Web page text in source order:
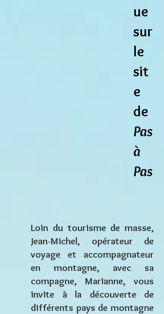
ue
sur
le
sit
e
de
Pas
à
Pas
Loin du tourisme de masse,
Jean-Michel, opérateur de
voyage et accompagnateur
en montagne, avec sa
compagne, Marianne, vous
invite à la découverte de
différents pays de montagne